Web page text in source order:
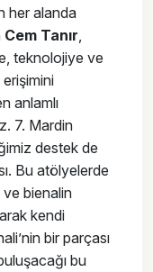
her alanda
Cem Tanır
teknolojiye ve
anlamlı
7. Mardin
destek de
Bu atölyelerde
ve bienalin
kendi
bir parçası
bu